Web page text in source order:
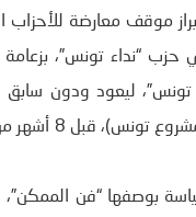
ابراز موقف معارضة
“نداء تونس”، بزعامة
ليعود ودون سابق
معلنة، للتحالف مع “النهضة”
بوصفها “فن